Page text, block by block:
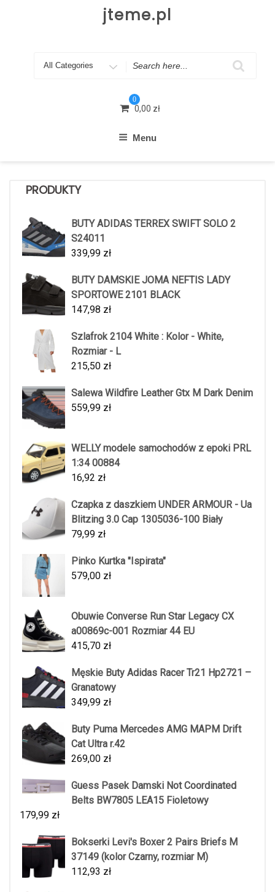
jteme.pl
Search
0
0,00 zł
Menu
PRODUKTY
BUTY ADIDAS TERREX SWIFT SOLO 2
S24011
339,99 zł
BUTY DAMSKIE JOMA NEFTIS LADY
SPORTOWE 2101 BLACK
147,98 zł
Szlafrok 2104 White : Kolor - White,
Rozmiar - L
215,50 zł
Salewa Wildfire Leather Gtx M Dark Denim
559,99 zł
WELLY modele samochodów z epoki PRL
1:34 00884
16,92 zł
Czapka z daszkiem UNDER ARMOUR - Ua
Blitzing 3.0 Cap 1305036-100 Biały
79,99 zł
Pinko Kurtka "Ispirata"
579,00 zł
Obuwie Converse Run Star Legacy CX
a00869c-001 Rozmiar 44 EU
415,70 zł
Męskie Buty Adidas Racer Tr21 Hp2721 –
Granatowy
349,99 zł
Buty Puma Mercedes AMG MAPM Drift
Cat Ultra r.42
269,00 zł
Guess Pasek Damski Not Coordinated
Belts BW7805 LEA15 Fioletowy
179,99 zł
Bokserki Levi's Boxer 2 Pairs Briefs M
37149 (kolor Czarny, rozmiar M)
112,93 zł